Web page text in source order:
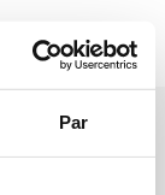
Par
ET